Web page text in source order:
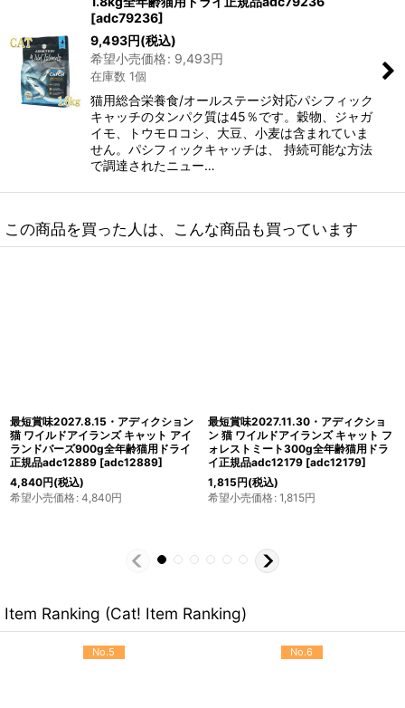
[adc79236]
9,493円(税込)
希望小売価格: 9,493円
在庫数 1個
猫用総合栄養食/オールステージ対応パシフィック
キャッチのタンパク質は45％です。穀物、ジャガ
イモ、トウモロコシ、大豆、小麦は含まれていま
せん。パシフィックキャッチは、 持続可能な方法
で調達されたニュー…
この商品を買った人は、こんな商品も買っています
最短賞味2027.8.25・アディクション
猫 ワイルドアイランズ キャット ハイ
ランドミーツ1.8kg全年齢猫用ドライ
正規品adc79274 [adc79274]
9,493円(税込)
希望小売価格: 9,493円
最短賞味2028.1.18・アディクション
猫 ワイルドアイランズ キャット フォ
レストミート1.8kg全年齢猫用ドライ
正規品adc79298 [ adc79298]
9,746円(税込)
希望小売価格: 9,746円
Item Ranking (Cat! Item Ranking)
No.5 No.6